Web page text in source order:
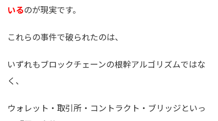
いるのが現実です。
これらの事件で破られたのは、
いずれもブロックチェーンの根幹アルゴリズムではな
く、
ウォレット・取引所・コントラクト・ブリッジといっ